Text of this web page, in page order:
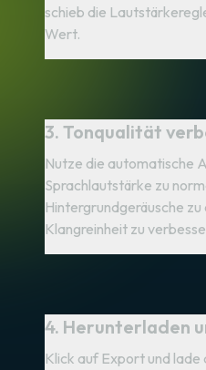
schieb die
Wert.
3. Tonqualität
Nutze die automatische
Sprachlautstärke zu
Hintergrundgeräusche
Klangreinheit zu
4. Herunterladen
Klick auf Export und lade